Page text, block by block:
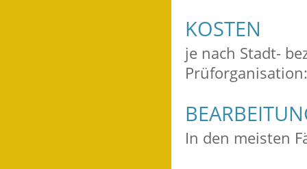
KOSTEN
je nach Stadt-
In den meisten